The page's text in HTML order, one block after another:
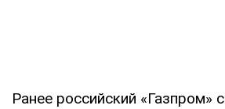
Ранее российский «Газпром»